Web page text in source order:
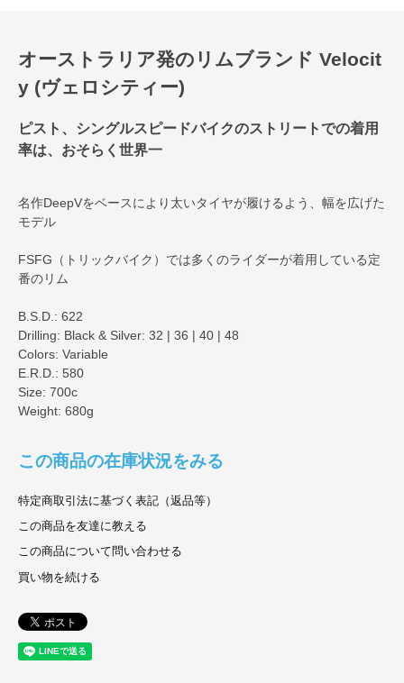
オーストラリア発のリムブランド Velocit
y (ヴェロシティー)
ピスト、シングルスピードバイクのストリートでの着用
率は、おそらく世界一
名作DeepVをベースにより太いタイヤが履けるよう、幅を広げた
モデル
FSFG（トリックバイク）では多くのライダーが着用している定
番のリム
B.S.D.: 622
Drilling: Black & Silver: 32 | 36 | 40 | 48
Colors: Variable
E.R.D.: 580
Size: 700c
Weight: 680g
この商品の在庫状況をみる
特定商取引法に基づく表記（返品等）
この商品を友達に教える
この商品について問い合わせる
買い物を続ける